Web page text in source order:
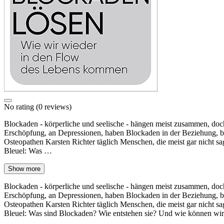
No rating (0 reviews)
Blockaden - körperliche und seelische - hängen meist zusammen,
Erschöpfung, an Depressionen, haben Blockaden in der
Osteopathen Karsten Richter täglich Menschen, die meist gar nicht
Bleuel: Was …
Show more
Blockaden - körperliche und seelische - hängen meist zusammen,
Erschöpfung, an Depressionen, haben Blockaden in der
Osteopathen Karsten Richter täglich Menschen, die meist gar nicht
Bleuel: Was sind Blockaden? Wie entstehen sie? Und wie können